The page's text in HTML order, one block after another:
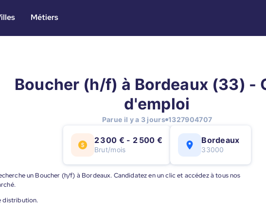
Métiers
Boucher (h/f) à Bordeaux (33) -
d'emploi
Parue il y a 3 jours 1327904707
2 300 € - 2 500 €
Brut/mois
Bordeaux
33000
un Boucher (h/f) à Bordeaux. Candidatez en un clic et accédez à tous nos
distribution.